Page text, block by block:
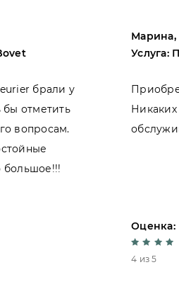
брали у
бы отметить
вопросам.
большое!!!
Марина,
Услуга:
Никаких
Оценка:
4 из 5